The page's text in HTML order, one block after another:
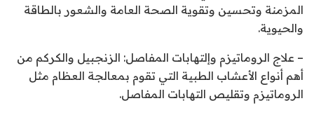
المزمنة وتحسين وتقوية الصحة العامة والشعور بالطاقة
والحيوية.
– علاج الروماتيزم وإلتهابات المفاصل: الزنجبيل والكركم من
أهم أنواع الأعشاب الطبية التي تقوم بمعالجة العظام مثل
الروماتيزم وتقليص التهابات المفاصل.